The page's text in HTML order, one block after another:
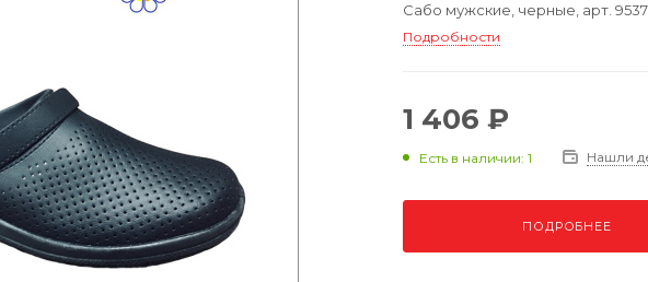
Сабо мужские, черные, арт.
Подробности
1 406 ₽
Есть в наличии: 1 Нашли
ПОДРОБНЕЕ